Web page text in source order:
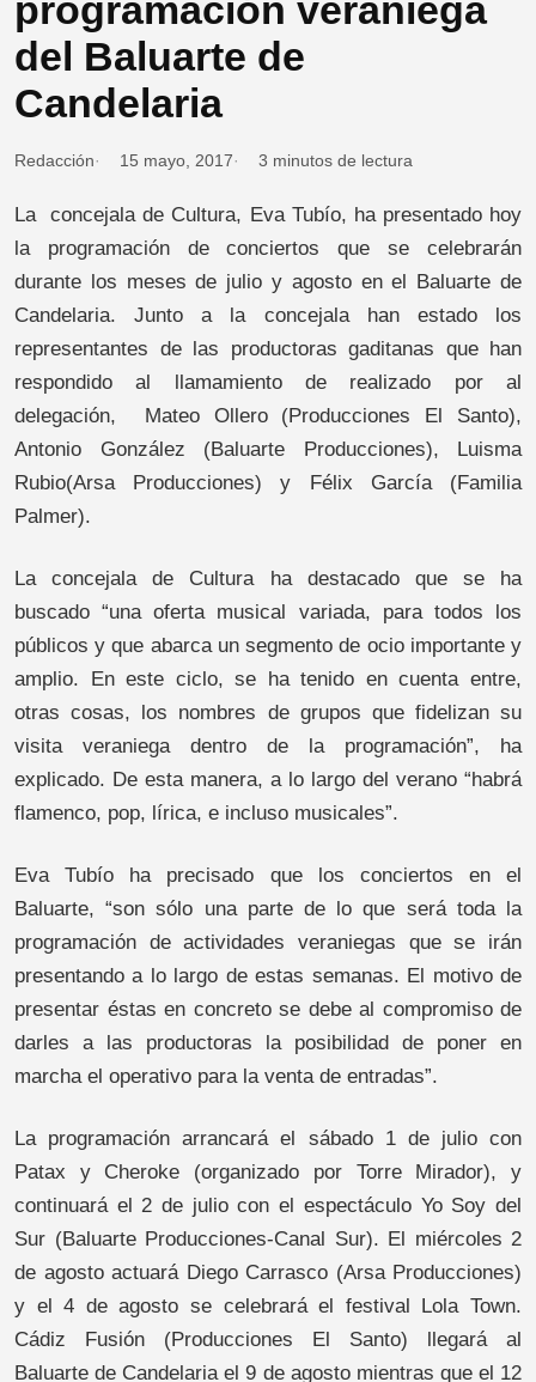
programación veraniega
del Baluarte de
Candelaria
Redacción 15 mayo, 2017 3 minutos de lectura
La concejala de Cultura, Eva Tubío, ha presentado hoy
la programación de conciertos que se celebrarán
durante los meses de julio y agosto en el Baluarte de
Candelaria. Junto a la concejala han estado los
representantes de las productoras gaditanas que han
respondido al llamamiento de realizado por al
delegación, Mateo Ollero (Producciones El Santo),
Antonio González (Baluarte Producciones), Luisma
Rubio(Arsa Producciones) y Félix García (Familia
Palmer).
La concejala de Cultura ha destacado que se ha
buscado “una oferta musical variada, para todos los
públicos y que abarca un segmento de ocio importante y
amplio. En este ciclo, se ha tenido en cuenta entre,
otras cosas, los nombres de grupos que fidelizan su
visita veraniega dentro de la programación”, ha
explicado. De esta manera, a lo largo del verano “habrá
flamenco, pop, lírica, e incluso musicales”.
Eva Tubío ha precisado que los conciertos en el
Baluarte, “son sólo una parte de lo que será toda la
programación de actividades veraniegas que se irán
presentando a lo largo de estas semanas. El motivo de
presentar éstas en concreto se debe al compromiso de
darles a las productoras la posibilidad de poner en
marcha el operativo para la venta de entradas”.
La programación arrancará el sábado 1 de julio con
Patax y Cheroke (organizado por Torre Mirador), y
continuará el 2 de julio con el espectáculo Yo Soy del
Sur (Baluarte Producciones-Canal Sur). El miércoles 2
de agosto actuará Diego Carrasco (Arsa Producciones)
y el 4 de agosto se celebrará el festival Lola Town.
Cádiz Fusión (Producciones El Santo) llegará al
Baluarte de Candelaria el 9 de agosto mientras que el 12